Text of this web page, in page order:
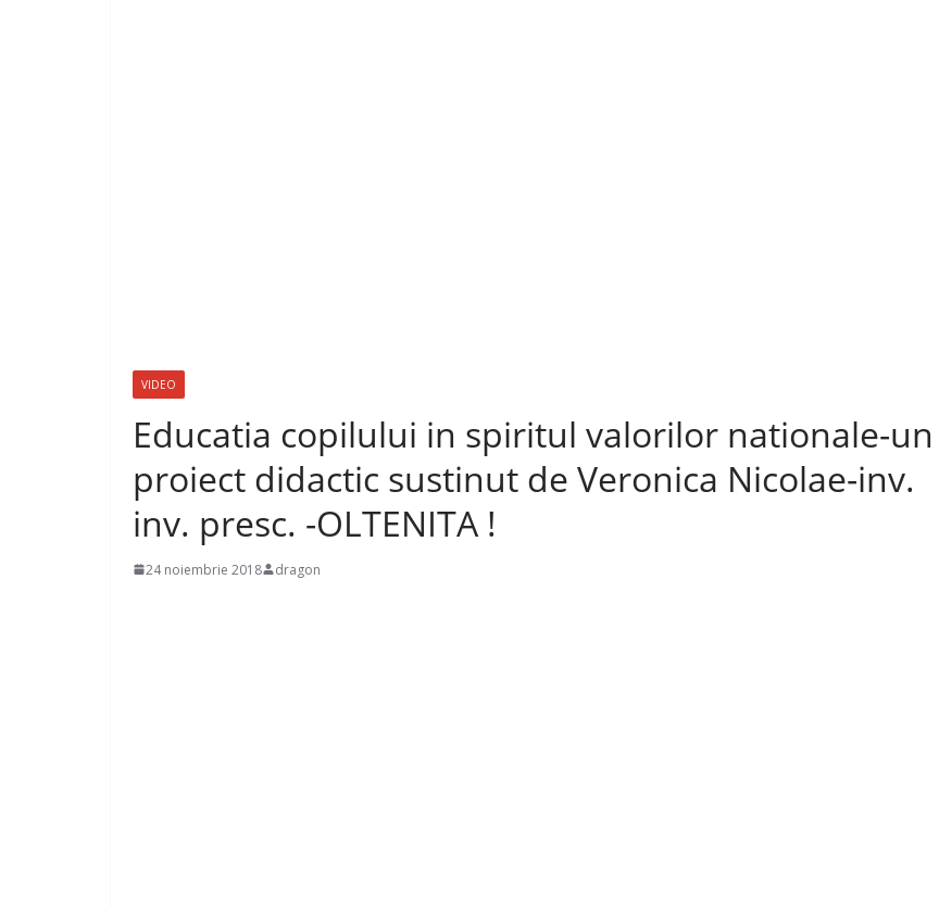
VIDEO
Educatia copilului in spiritul valorilor nationale-un
proiect didactic sustinut de Veronica Nicolae-inv.
inv. presc. -OLTENITA !
24 noiembrie 2018 dragon